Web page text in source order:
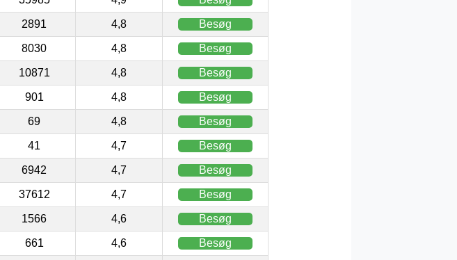
2891 4,8 Besøg
8030 4,8 Besøg
10871 4,8 Besøg
901 4,8 Besøg
69 4,8 Besøg
41 4,7 Besøg
6942 4,7 Besøg
37612 4,7 Besøg
1566 4,6 Besøg
661 4,6 Besøg